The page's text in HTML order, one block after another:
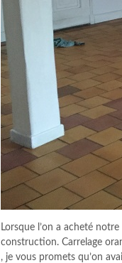
Lorsque l’on a acheté
construction. Carrelage
, je vous promets qu’on